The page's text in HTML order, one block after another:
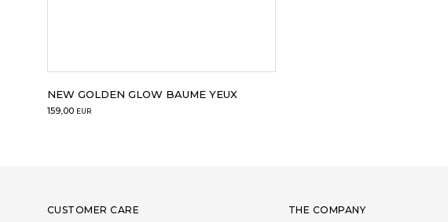
NEW GOLDEN GLOW BAUME YEUX
159,00 EUR
CUSTOMER CARE THE COMPANY